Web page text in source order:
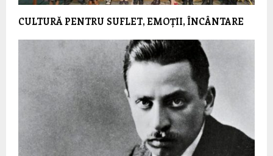
CULTURĂ PENTRU SUFLET, EMOȚII, ÎNCÂNTARE